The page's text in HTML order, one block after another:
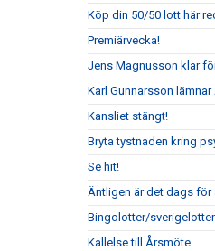
Köp din 50/50 lott här
Premiärvecka!
Jens Magnusson klar
Karl Gunnarsson
Kansliet stängt!
Bryta tystnaden kring
Se hit!
Äntligen är det dags för
Bingolotter/
Kallelse till Årsmöte